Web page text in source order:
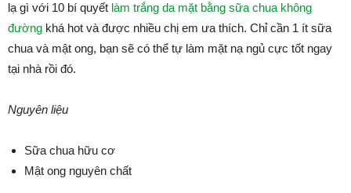
lạ gì với 10 bí quyết làm trắng da mặt bằng sữa chua không
đường khá hot và được nhiều chị em ưa thích. Chỉ cần 1 ít sữa
chua và mật ong, bạn sẽ có thể tự làm mặt nạ ngủ cực tốt ngay
tại nhà rồi đó.
Nguyên liệu
Sữa chua hữu cơ
Mật ong nguyên chất